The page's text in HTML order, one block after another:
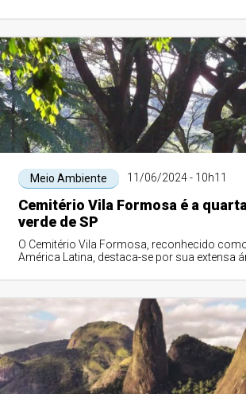
Meio Ambiente 11/06/2024 - 10h11
Cemitério Vila Formosa é a
verde de SP
O Cemitério Vila Formosa, reconhecido
América Latina, destaca-se por sua extensa